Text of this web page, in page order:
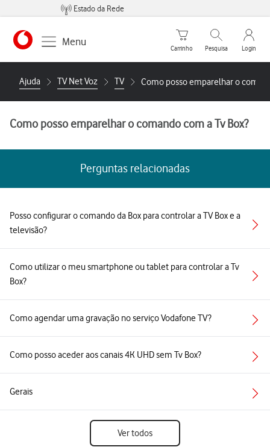
Estado da Rede
https://www.vodafone.pt
Menu
Carrinho de compras
Carrinho
Pesquisar
Pesquisa
My
Login
Ajuda TV Net Voz TV Como posso emparelhar o
Como posso emparelhar o comando com a Tv Box?
Perguntas relacionadas
Posso configurar o comando da Box para controlar a TV Box e a
televisão?
Como utilizar o meu smartphone ou tablet para controlar a Tv
Box?
Como agendar uma gravação no serviço Vodafone TV?
Como posso aceder aos canais 4K UHD sem Tv Box?
Gerais
Ver todos